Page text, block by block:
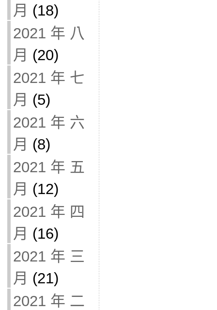
月 (18)
2021 年 八
月 (20)
2021 年 七
月 (5)
2021 年 六
月 (8)
2021 年 五
月 (12)
2021 年 四
月 (16)
2021 年 三
月 (21)
2021 年 二